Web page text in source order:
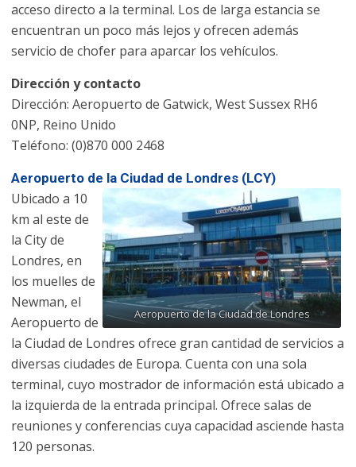
acceso directo a la terminal. Los de larga estancia se
encuentran un poco más lejos y ofrecen además
servicio de chofer para aparcar los vehículos.
Dirección y contacto
Dirección: Aeropuerto de Gatwick, West Sussex RH6
0NP, Reino Unido
Teléfono: (0)870 000 2468
Aeropuerto de la Ciudad de Londres (LCY)
Aeropuerto de la Ciudad de Londres
Ubicado a 10
km al este de
la City de
Londres, en
los muelles de
Newman, el
Aeropuerto de
la Ciudad de Londres ofrece gran cantidad de servicios a
diversas ciudades de Europa. Cuenta con una sola
terminal, cuyo mostrador de información está ubicado a
la izquierda de la entrada principal. Ofrece salas de
reuniones y conferencias cuya capacidad asciende hasta
120 personas.